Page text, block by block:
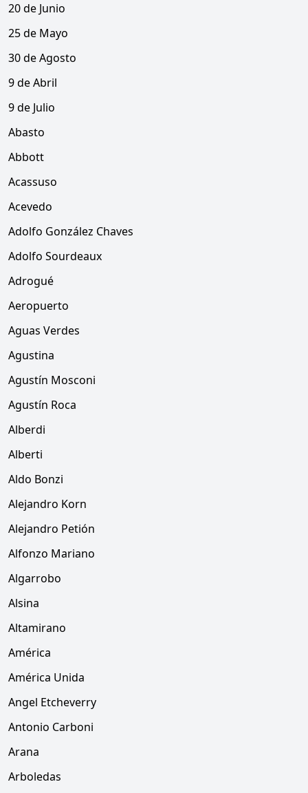
20 de Junio
25 de Mayo
30 de Agosto
9 de Abril
9 de Julio
Abasto
Abbott
Acassuso
Acevedo
Adolfo González Chaves
Adolfo Sourdeaux
Adrogué
Aeropuerto
Aguas Verdes
Agustina
Agustín Mosconi
Agustín Roca
Alberdi
Alberti
Aldo Bonzi
Alejandro Korn
Alejandro Petión
Alfonzo Mariano
Algarrobo
Alsina
Altamirano
América
América Unida
Angel Etcheverry
Antonio Carboni
Arana
Arboledas